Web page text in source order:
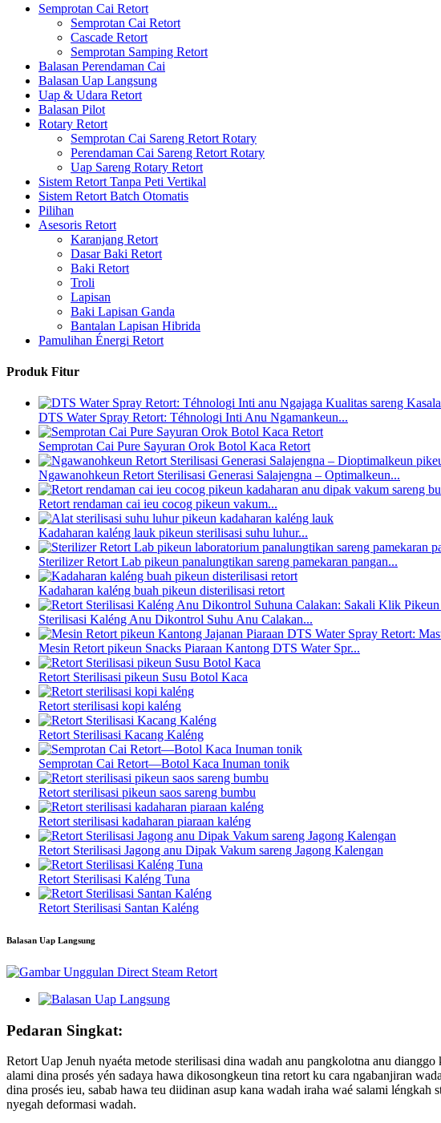
Semprotan Cai Retort
Semprotan Cai Retort
Cascade Retort
Semprotan Samping Retort
Balasan Perendaman Cai
Balasan Uap Langsung
Uap & Udara Retort
Balasan Pilot
Rotary Retort
Semprotan Cai Sareng Retort Rotary
Perendaman Cai Sareng Retort Rotary
Uap Sareng Rotary Retort
Sistem Retort Tanpa Peti Vertikal
Sistem Retort Batch Otomatis
Pilihan
Asesoris Retort
Karanjang Retort
Dasar Baki Retort
Baki Retort
Troli
Lapisan
Baki Lapisan Ganda
Bantalan Lapisan Hibrida
Pamulihan Énergi Retort
Produk Fitur
DTS Water Spray Retort: ​​Téhnologi Inti Anu Ngamankeun...
Semprotan Cai Pure Sayuran Orok Botol Kaca Retort
Ngawanohkeun Retort Sterilisasi Generasi Salajengna – Optimalkeun...
Retort rendaman cai ieu cocog pikeun vakum...
Kadaharan kaléng lauk pikeun sterilisasi suhu luhur...
Sterilizer Retort Lab pikeun panalungtikan sareng pamekaran pangan...
Kadaharan kaléng buah pikeun disterilisasi retort
Sterilisasi Kaléng Anu Dikontrol Suhu Anu Calakan...
Mesin Retort pikeun Snacks Piaraan Kantong DTS Water Spr...
Retort Sterilisasi pikeun Susu Botol Kaca
Retort sterilisasi kopi kaléng
Retort Sterilisasi Kacang Kaléng
Semprotan Cai Retort—Botol Kaca Inuman tonik
Retort sterilisasi pikeun saos sareng bumbu
Retort sterilisasi kadaharan piaraan kaléng
Retort Sterilisasi Jagong anu Dipak Vakum sareng Jagong Kalengan
Retort Sterilisasi Kaléng Tuna
Retort Sterilisasi Santan Kaléng
Balasan Uap Langsung
Pedaran Singkat:
Retort Uap Jenuh nyaéta metode sterilisasi dina wadah anu pangkolotna anu
alami dina prosés yén sadaya hawa dikosongkeun tina retort ku cara ngabanjiran
dina prosés ieu, sabab hawa teu diidinan asup kana wadah iraha waé salami
nyegah deformasi wadah.